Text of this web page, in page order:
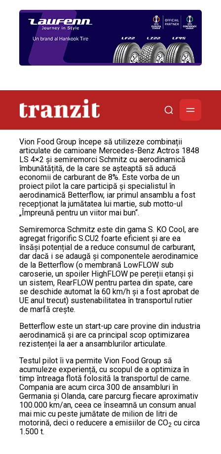
Vion Food Group începe să utilizeze combinații
articulate de camioane Mercedes-Benz Actros 1848
LS 4×2 și semiremorci Schmitz cu aerodinamică
îmbunătățită, de la care se așteaptă să aducă
economii de carburant de 8%. Este vorba de un
proiect pilot la care participă și specialistul în
aerodinamică Betterflow, iar primul ansamblu a fost
recepționat la jumătatea lui martie, sub motto-ul
„Împreună pentru un viitor mai bun“.
Semiremorca Schmitz este din gama S. KO Cool, are
agregat frigorific S.CU2 foarte eficient și are ea
însăși potențial de a reduce consumul de carburant,
dar dacă i se adaugă și componentele aerodinamice
de la Betterflow (o membrană LowFLOW sub
caroserie, un spoiler HighFLOW pe pereții etanși și
un sistem, RearFLOW pentru partea din spate, care
se deschide automat la 60 km/h și a fost aprobat de
UE anul trecut) sustenabilitatea în transportul rutier
de marfă crește.
Betterflow este un start-up care provine din industria
aerodinamică și are ca principal scop optimizarea
rezistenței la aer a ansamblurilor articulate.
Testul pilot îi va permite Vion Food Group să
acumuleze experiență, cu scopul de a optimiza în
timp întreaga flotă folosită la transportul de carne.
Compania are acum circa 300 de ansambluri în
Germania și Olanda, care parcurg fiecare aproximativ
100.000 km/an, ceea ce înseamnă un consum anual
mai mic cu peste jumătate de milion de litri de
motorină, deci o reducere a emisiilor de CO2 cu circa
1.500 t.